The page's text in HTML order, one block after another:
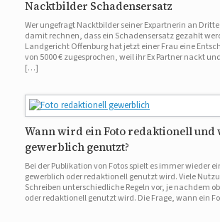
Nacktbilder Schadensersatz
Wer ungefragt Nacktbilder seiner Expartnerin an
damit rechnen, dass ein Schadensersatz gezahlt
Landgericht Offenburg hat jetzt einer Frau eine
von 5000 € zugesprochen, weil ihr Ex Partner nackt
[…]
Wann wird ein Foto redaktionell und
gewerblich genutzt?
Bei der Publikation von Fotos spielt es immer wieder
gewerblich oder redaktionell genutzt wird. Viele
Schreiben unterschiedliche Regeln vor, je nachdem
oder redaktionell genutzt wird. Die Frage, wann ein